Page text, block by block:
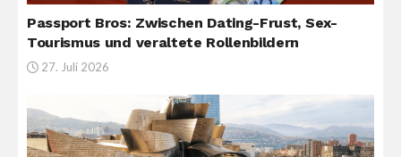
Passport Bros: Zwischen Dating-Frust, Sex-
Tourismus und veraltete Rollenbildern
27. Juli 2026